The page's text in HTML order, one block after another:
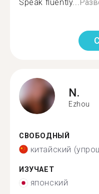
Speak fluently...
N.
Ezhou
СВОБОДНЫЙ
китайский
ИЗУЧАЕТ
японский